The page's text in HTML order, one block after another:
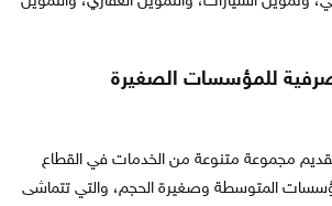
للمؤسسات الصغيرة
مجموعة متنوعة من الخدمات في القطاع
المتوسطة وصغيرة الحجم، والتي تتماشى